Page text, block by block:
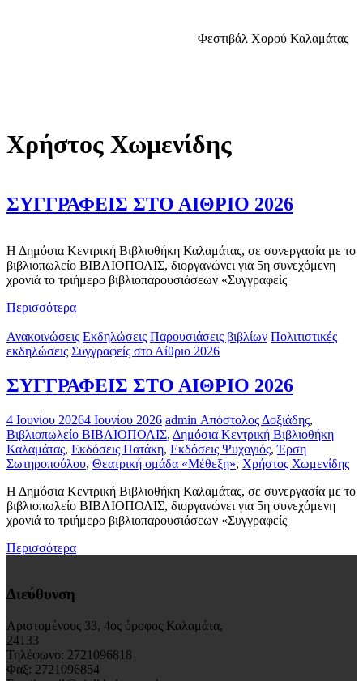
Φεστιβάλ Χορού Καλαμάτας
Χρήστος Χωμενίδης
ΣΥΓΓΡΑΦΕΙΣ ΣΤΟ ΑΙΘΡΙΟ 2026
Η Δημόσια Κεντρική Βιβλιοθήκη Καλαμάτας, σε συνεργασία με το
βιβλιοπωλείο ΒΙΒΛΙΟΠΟΛΙΣ, διοργανώνει για 5η συνεχόμενη
χρονιά το τριήμερο βιβλιοπαρουσιάσεων «Συγγραφείς
Περισσότερα
Ανακοινώσεις Εκδηλώσεις Παρουσιάσεις βιβλίων Πολιτιστικές
εκδηλώσεις Συγγραφείς στο Αίθριο 2026
ΣΥΓΓΡΑΦΕΙΣ ΣΤΟ ΑΙΘΡΙΟ 2026
4 Ιουνίου 20264 Ιουνίου 2026 admin Απόστολος Δοξιάδης,
Βιβλιοπωλείο ΒΙΒΛΙΟΠΟΛΙΣ, Δημόσια Κεντρική Βιβλιοθήκη
Καλαμάτας, Εκδόσεις Πατάκη, Εκδόσεις Ψυχογιός,Έρση
Σωτηροπούλου, Θεατρική ομάδα «Μέθεξη», Χρήστος Χωμενίδης
Η Δημόσια Κεντρική Βιβλιοθήκη Καλαμάτας, σε συνεργασία με το
βιβλιοπωλείο ΒΙΒΛΙΟΠΟΛΙΣ, διοργανώνει για 5η συνεχόμενη
χρονιά το τριήμερο βιβλιοπαρουσιάσεων «Συγγραφείς
Περισσότερα
Διεύθυνση
Αριστομένους 33, 4ος όροφος Καλαμάτα,
24133
Τηλέφωνο: 2721096818
Φαξ: 2721096854